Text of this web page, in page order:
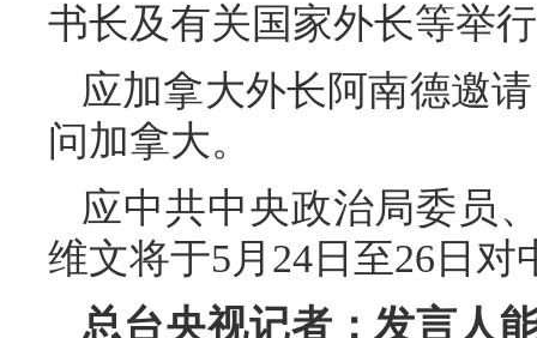
书长及有关国家外长等举
应加拿大外长阿南德邀
问加拿大。
应中共中央政治局委员
维文将于5月24日至26日
总台央视记者：发言人